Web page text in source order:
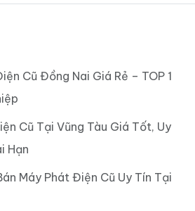
Cũ Đồng Nai Giá Rẻ – TOP 1
Cũ Tại Vũng Tàu Giá Tốt, Uy
Hạn
Máy Phát Điện Cũ Uy Tín Tại